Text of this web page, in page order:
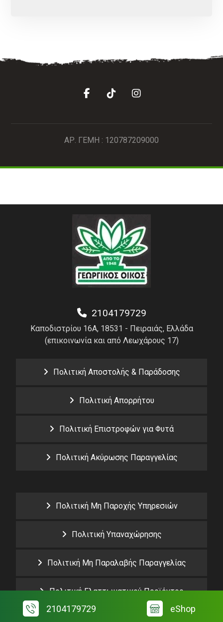
Τύπου Lock
Φυτοφάρμακα
ΑΡ. ΓΕΜΗ : 120787209000
2104179729
Καποδιστρίου 16Α, 18531 - Πειραιάς, Ελλάδα
(επικοινωνία και από Λεωχάρους 17)
Πολιτική Αποστολής & Παράδοσης
Πολιτική Απορρήτου
Πολιτική Επιστροφών για Φυτά
Πολιτική Ακύρωσης Παραγγελίας
Πολιτική Μη Παροχής Υπηρεσιών
Πολιτική Υπαναχώρησης
Πολιτική Μη Παραλαβής Παραγγελίας
Πολιτική Ελαττωματικού Προϊόντος
2104179729 eShop